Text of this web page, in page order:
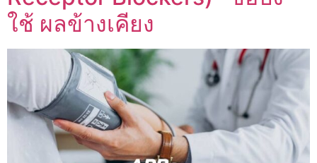
ใช้ ผลข้างเคียง